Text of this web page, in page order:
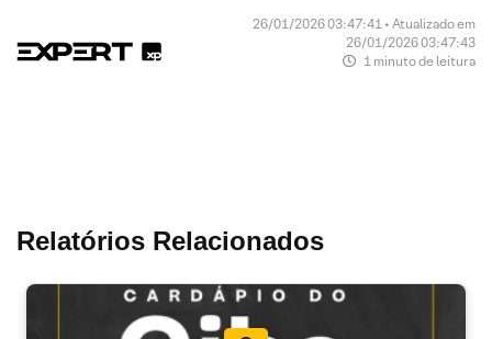
26/01/2026 03:47:41 • Atualizado em
26/01/2026 03:47:43
1 minuto de leitura
Relatórios Relacionados